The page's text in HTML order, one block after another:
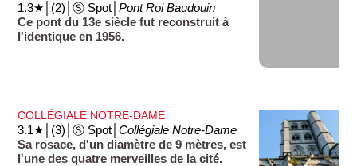
1.3★│(2)│Ⓢ Spot│Pont Roi Baudouin
Ce pont du 13e siècle fut reconstruit à
l'identique en 1956.
COLLÉGIALE NOTRE-DAME
3.1★│(3)│Ⓢ Spot│Collégiale Notre-Dame
Sa rosace, d'un diamètre de 9 mètres, est
l'une des quatre merveilles de la cité.